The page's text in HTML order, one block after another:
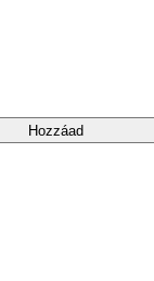
Hozzáad